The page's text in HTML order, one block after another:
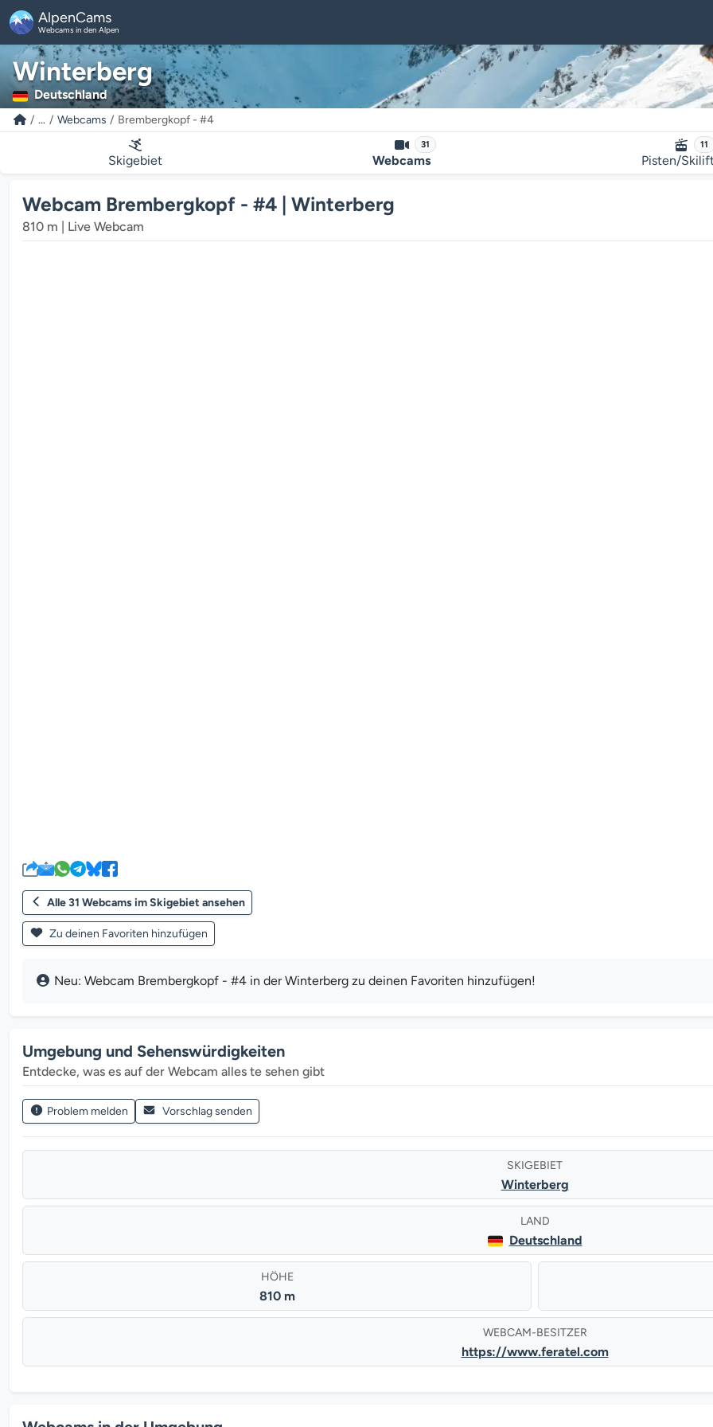
AlpenCams
Webcams in den Alpen
Winterberg
Deutschland
... Webcams Brembergkopf - #4
Skigebiet
31
Webcams
11
Pisten/
Webcam Brembergkopf - #4 | Winterberg
810 m | Live Webcam
Alle 31 Webcams im Skigebiet ansehen
Zu deinen Favoriten hinzufügen
Neu: Webcam Brembergkopf - #4 in der Winterberg zu deinen Favoriten hinzufügen!
Umgebung und Sehenswürdigkeiten
Entdecke, was es auf der Webcam alles te sehen gibt
Problem melden Vorschlag senden
SKIGEBIET
Winterberg
LAND
Deutschland
HÖHE
810 m
WEBCAM-BESITZER
https://www.feratel.com